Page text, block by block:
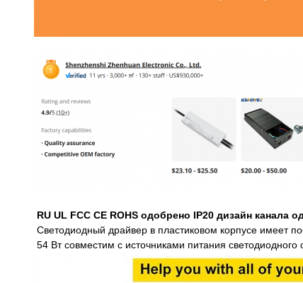
RU UL FCC CE ROHS одобрено IP20 дизайн
Светодиодный драйвер в пластиковом корпусе имеет
54 Вт совместим с источниками питания